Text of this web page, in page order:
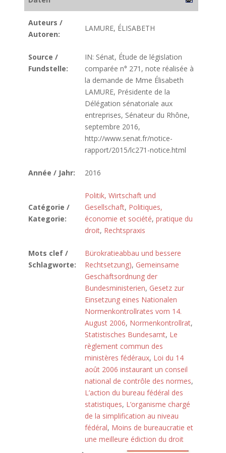
Auteurs /
Autoren:
LAMURE, ÉLISABETH
Source /
Fundstelle:
IN: Sénat, Étude de législation
comparée n° 271, note réalisée à
la demande de Mme Élisabeth
LAMURE, Présidente de la
Délégation sénatoriale aux
entreprises, Sénateur du Rhône,
septembre 2016,
http://www.senat.fr/notice-
rapport/2015/lc271-notice.html
Année / Jahr: 2016
Catégorie /
Kategorie:
Politik, Wirtschaft und
Gesellschaft, Politiques,
économie et société, pratique du
droit, Rechtspraxis
Mots clef /
Schlagworte:
Bürokratieabbau und bessere
Rechtsetzung), Gemeinsame
Geschäftsordnung der
Bundesministerien, Gesetz zur
Einsetzung eines Nationalen
Normenkontrollrates vom 14.
August 2006, Normenkontrollrat,
Statistisches Bundesamt, Le
règlement commun des
ministères fédéraux, Loi du 14
août 2006 instaurant un conseil
national de contrôle des normes,
L’action du bureau fédéral des
statistiques, L’organisme chargé
de la simplification au niveau
fédéral, Moins de bureaucratie et
une meilleure édiction du droit